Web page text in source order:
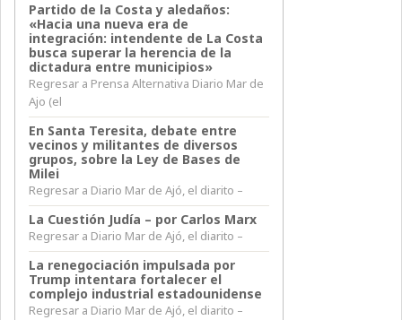
Partido de la Costa y aledaños:
«Hacia una nueva era de
integración: intendente de La Costa
busca superar la herencia de la
dictadura entre municipios»
Regresar a Prensa Alternativa Diario Mar de
Ajo (el
En Santa Teresita, debate entre
vecinos y militantes de diversos
grupos, sobre la Ley de Bases de
Milei
Regresar a Diario Mar de Ajó, el diarito –
La Cuestión Judía – por Carlos Marx
Regresar a Diario Mar de Ajó, el diarito –
La renegociación impulsada por
Trump intentara fortalecer el
complejo industrial estadounidense
Regresar a Diario Mar de Ajó, el diarito –